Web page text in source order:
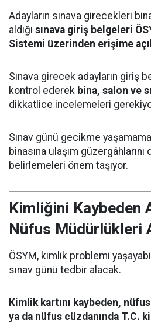
Adayların sınava girecekleri
aldığı sınava giriş belgeleri
Sistemi üzerinden erişime
Sınava girecek adayların giriş
kontrol ederek bina, salon ve
dikkatlice incelemeleri
Sınav günü gecikme
binasına ulaşım
belirlemeleri önem taşıyor.
Kimliğini Kaybeden
Nüfus Müdürlükleri
ÖSYM, kimlik problemi
sınav günü tedbir alacak.
Kimlik kartını kaybeden,
ya da nüfus cüzdanında T.C.